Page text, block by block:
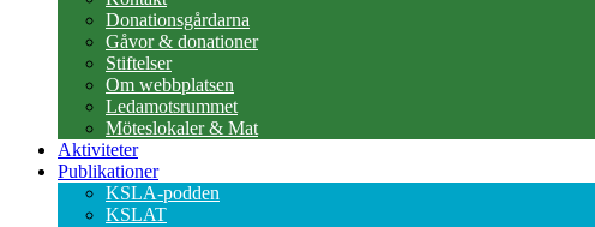
Donationsgårdarna
Gåvor & donationer
Stiftelser
Om webbplatsen
Ledamotsrummet
Möteslokaler & Mat
Aktiviteter
Publikationer
KSLA-podden
KSLAT